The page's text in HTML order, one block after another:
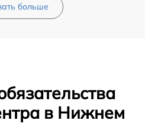
больше
в Нижнем